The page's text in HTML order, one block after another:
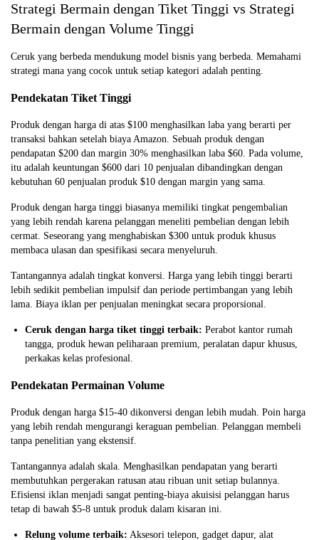
Strategi Bermain dengan Tiket Tinggi vs Strategi
Bermain dengan Volume Tinggi
Ceruk yang berbeda mendukung model bisnis yang berbeda. Memahami
strategi mana yang cocok untuk setiap kategori adalah penting.
Pendekatan Tiket Tinggi
Produk dengan harga di atas $100 menghasilkan laba yang berarti per
transaksi bahkan setelah biaya Amazon. Sebuah produk dengan
pendapatan $200 dan margin 30% menghasilkan laba $60. Pada volume,
itu adalah keuntungan $600 dari 10 penjualan dibandingkan dengan
kebutuhan 60 penjualan produk $10 dengan margin yang sama.
Produk dengan harga tinggi biasanya memiliki tingkat pengembalian
yang lebih rendah karena pelanggan meneliti pembelian dengan lebih
cermat. Seseorang yang menghabiskan $300 untuk produk khusus
membaca ulasan dan spesifikasi secara menyeluruh.
Tantangannya adalah tingkat konversi. Harga yang lebih tinggi berarti
lebih sedikit pembelian impulsif dan periode pertimbangan yang lebih
lama. Biaya iklan per penjualan meningkat secara proporsional.
Ceruk dengan harga tiket tinggi terbaik: Perabot kantor rumah
tangga, produk hewan peliharaan premium, peralatan dapur khusus,
perkakas kelas profesional.
Pendekatan Permainan Volume
Produk dengan harga $15-40 dikonversi dengan lebih mudah. Poin harga
yang lebih rendah mengurangi keraguan pembelian. Pelanggan membeli
tanpa penelitian yang ekstensif.
Tantangannya adalah skala. Menghasilkan pendapatan yang berarti
membutuhkan pergerakan ratusan atau ribuan unit setiap bulannya.
Efisiensi iklan menjadi sangat penting-biaya akuisisi pelanggan harus
tetap di bawah $5-8 untuk produk dalam kisaran ini.
Relung volume terbaik: Aksesori telepon, gadget dapur, alat